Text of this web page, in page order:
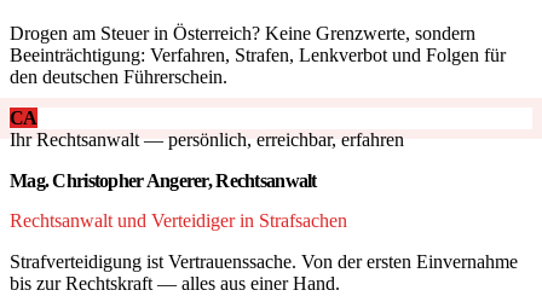
Drogen am Steuer in Österreich? Keine Grenzwerte, sondern
Beeinträchtigung: Verfahren, Strafen, Lenkverbot und Folgen für
den deutschen Führerschein.
CA
Ihr Rechtsanwalt — persönlich, erreichbar, erfahren
Mag. Christopher Angerer, Rechtsanwalt
Rechtsanwalt und Verteidiger in Strafsachen
Strafverteidigung ist Vertrauenssache. Von der ersten Einvernahme
bis zur Rechtskraft — alles aus einer Hand.